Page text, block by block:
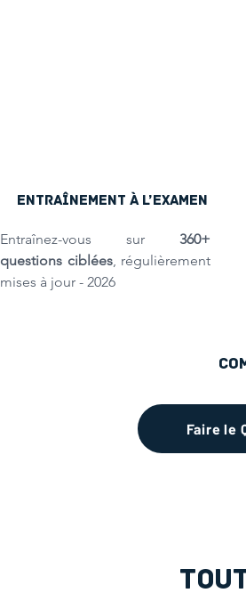
ENTRAÎNEMENT À L’EXAMEN
Entraînez-vous sur 360+
questions ciblées, régulièrement
mises à jour - 2026
Faire le